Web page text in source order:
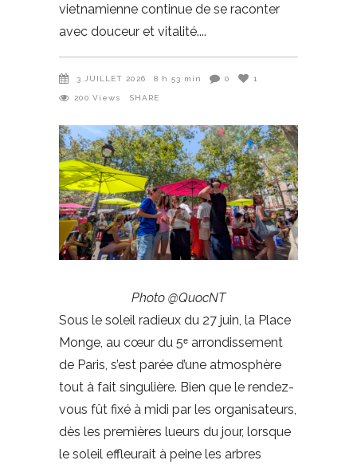
vietnamienne continue de se raconter
avec douceur et vitalité.
3 JUILLET 2026 8 h 53 min 0 1
200 Views SHARE
Photo @QuocNT
Sous le soleil radieux du 27 juin, la Place
Monge, au cœur du 5ᵉ arrondissement
de Paris, s’est parée d’une atmosphère
tout à fait singulière. Bien que le rendez-
vous fût fixé à midi par les organisateurs,
dès les premières lueurs du jour, lorsque
le soleil effleurait à peine les arbres